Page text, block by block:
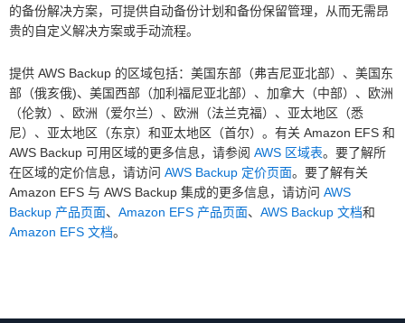
的备份解决方案，可提供自动备份计划和备份保留管理，从而无需昂
贵的自定义解决方案或手动流程。
提供 AWS Backup 的区域包括：美国东部（弗吉尼亚北部）、美国东
部（俄亥俄)、美国西部（加利福尼亚北部）、加拿大（中部）、欧洲
（伦敦）、欧洲（爱尔兰）、欧洲（法兰克福）、亚太地区（悉
尼）、亚太地区（东京）和亚太地区（首尔）。有关 Amazon EFS 和
AWS Backup 可用区域的更多信息，请参阅 AWS 区域表。要了解所
在区域的定价信息，请访问 AWS Backup 定价页面。要了解有关
Amazon EFS 与 AWS Backup 集成的更多信息，请访问 AWS
Backup 产品页面、 Amazon EFS 产品页面、 AWS Backup 文档和
Amazon EFS 文档。